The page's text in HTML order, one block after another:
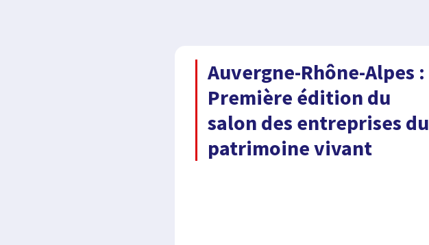
Auvergne-Rhône-Alpes :
Première édition du
salon des entreprises du
patrimoine vivant